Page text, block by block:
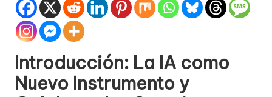
Introducción: La IA como
Nuevo Instrumento y